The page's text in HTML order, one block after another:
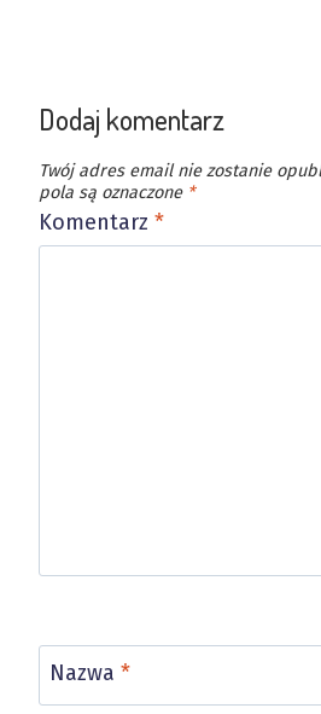
Dodaj komentarz
Twój adres email nie zostanie
pola są oznaczone *
Komentarz *
Nazwa *